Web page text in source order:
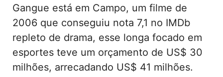
Gangue está em Campo, um filme de
2006 que conseguiu nota 7,1 no IMDb
repleto de drama, esse longa focado em
esportes teve um orçamento de US$ 30
milhões, arrecadando US$ 41 milhões.